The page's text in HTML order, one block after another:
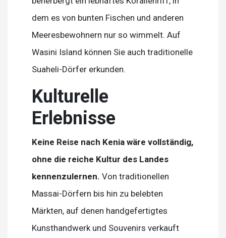
dem es von bunten Fischen und anderen
Meeresbewohnern nur so wimmelt. Auf
Wasini Island können Sie auch traditionelle
Suaheli-Dörfer erkunden.
Kulturelle
Erlebnisse
Keine Reise nach Kenia wäre vollständig,
ohne die reiche Kultur des Landes
kennenzulernen. Von traditionellen
Massai-Dörfern bis hin zu belebten
Märkten, auf denen handgefertigtes
Kunsthandwerk und Souvenirs verkauft